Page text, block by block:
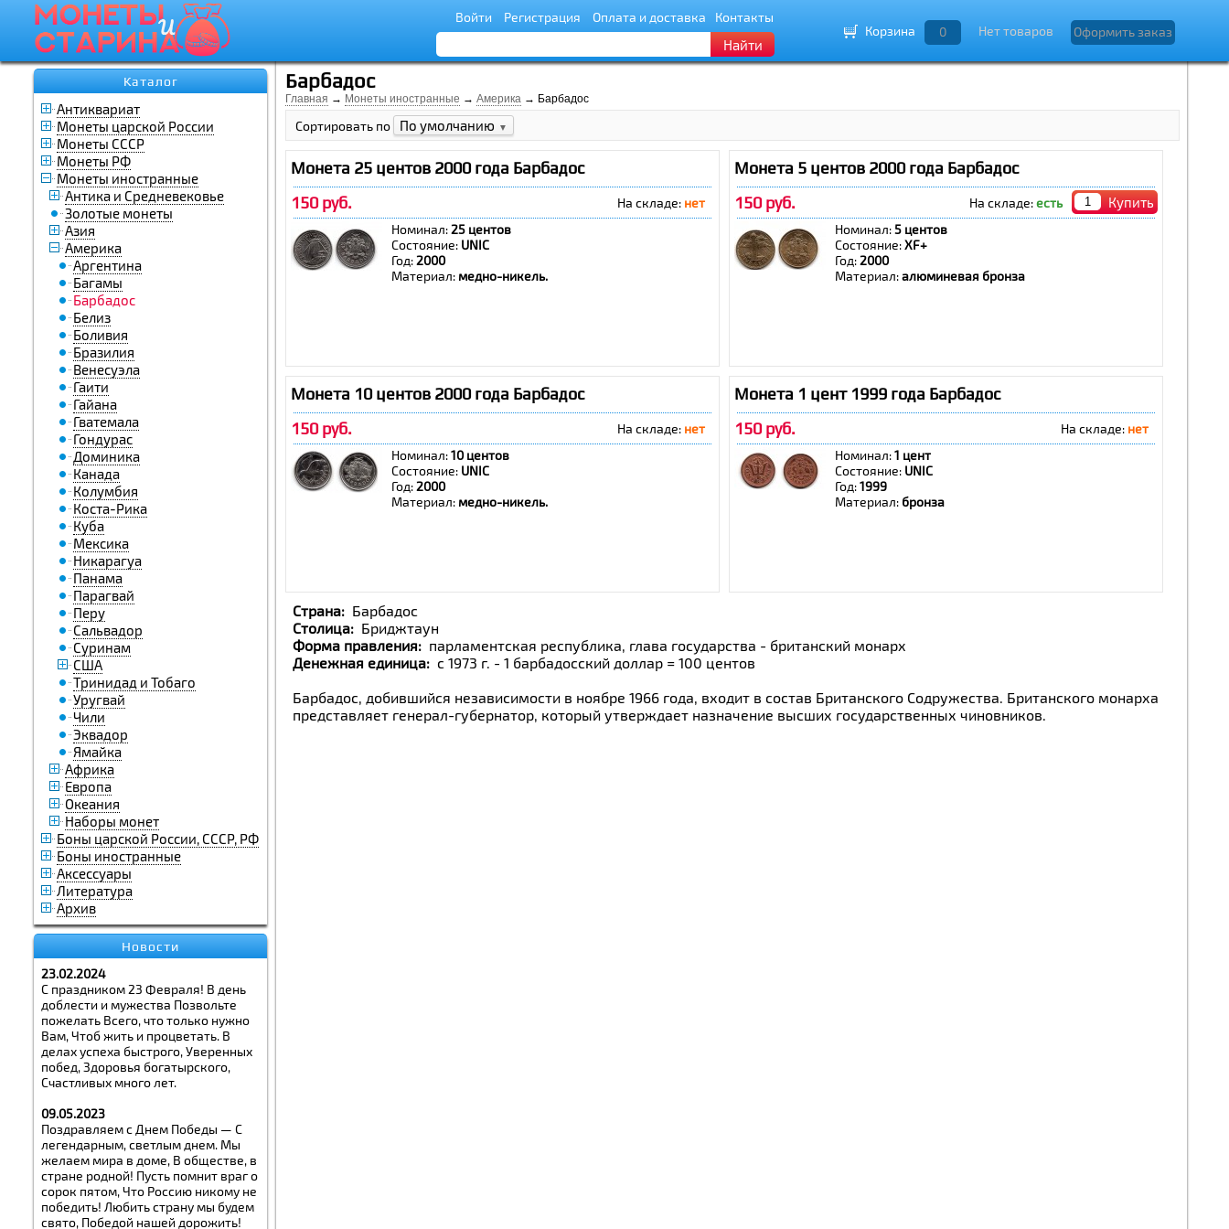
Войти Регистрация Оплата и доставка Контакты
Найти
Корзина 0 Нет товаров Оформить заказ
Каталог
Антиквариат
Монеты царской России
Монеты СССР
Монеты РФ
Монеты иностранные
Антика и Средневековье
Золотые монеты
Азия
Америка
Аргентина
Багамы
Барбадос
Белиз
Боливия
Бразилия
Венесуэла
Гаити
Гайана
Гватемала
Гондурас
Доминика
Канада
Колумбия
Коста-Рика
Куба
Мексика
Никарагуа
Панама
Парагвай
Перу
Сальвадор
Суринам
США
Тринидад и Тобаго
Уругвай
Чили
Эквадор
Ямайка
Африка
Европа
Океания
Наборы монет
Боны царской России, СССР, РФ
Боны иностранные
Аксессуары
Литература
Архив
Новости
23.02.2024
С праздником 23 Февраля! В день
доблести и мужества Позвольте
пожелать Всего, что только нужно
Вам, Чтоб жить и процветать. В
делах успеха быстрого, Уверенных
побед, Здоровья богатырского,
Счастливых много лет.
09.05.2023
Поздравляем с Днем Победы — С
легендарным, светлым днем. Мы
желаем мира в доме, В обществе, в
стране родной! Пусть помнит враг о
сорок пятом, Что Россию никому не
победить! Любить страну мы будем
свято, Победой нашей дорожить!
Барбадос
Главная → Монеты иностранные → Америка → Барбадос
Сортировать по По умолчанию ▼
Монета 25 центов 2000 года Барбадос
150 руб.
На складе: нет
Номинал:25 центов
Состояние: UNIC
Год:2000
Материал: медно-никель.
Монета 5 центов 2000 года Барбадос
150 руб.
На складе:есть Купить
Номинал:5 центов
Состояние:ХF+
Год:2000
Материал:алюминевая бронза
Монета 10 центов 2000 года Барбадос
150 руб.
На складе: нет
Номинал:10 центов
Состояние: UNIC
Год:2000
Материал: медно-никель.
Монета 1 цент 1999 года Барбадос
150 руб.
На складе: нет
Номинал:1 цент
Состояние: UNIC
Год:1999
Материал: бронза
Cтрана: Барбадос
Столица: Бриджтаун
Форма правления: парламентская республика, глава государства - британский монарх
Денежная единица: с 1973 г. - 1 барбадосский доллар = 100 центов
Барбадос, добившийся независимости в ноябре 1966 года, входит в состав Британского Содружества. Британского монарха
представляет генерал-губернатор, который утверждает назначение высших государственных чиновников.